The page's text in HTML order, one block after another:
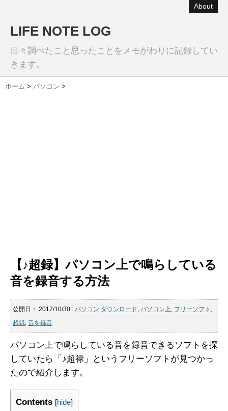
About
LIFE NOTE LOG
日々調べたこと思ったことをメモがわりに記録してい
きます。
ホーム > パソコン >
【♪超録】パソコン上で鳴らしている
音を録音する方法
公開日： 2017/10/30 : パソコン ダウンロード, パソコン上, フリーソフト ,
超録, 音を録音
パソコン上で鳴らしている音を録音できるソフトを探
していたら「♪超禄」というフリーソフトが見つかっ
たので紹介します。
Contents [hide]